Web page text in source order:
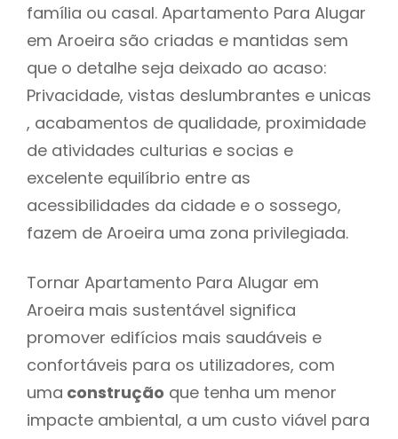
família ou casal. Apartamento Para Alugar
em Aroeira são criadas e mantidas sem
que o detalhe seja deixado ao acaso:
Privacidade, vistas deslumbrantes e unicas
, acabamentos de qualidade, proximidade
de atividades culturias e socias e
excelente equilíbrio entre as
acessibilidades da cidade e o sossego,
fazem de Aroeira uma zona privilegiada.
Tornar Apartamento Para Alugar em
Aroeira mais sustentável significa
promover edifícios mais saudáveis e
confortáveis para os utilizadores, com
uma construção que tenha um menor
impacte ambiental, a um custo viável para